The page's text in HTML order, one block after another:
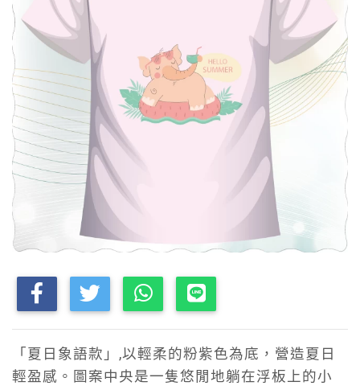
「夏日象語款」,以輕柔的粉紫色為底，營造夏日
輕盈感。圖案中央是一隻悠閒地躺在浮板上的小